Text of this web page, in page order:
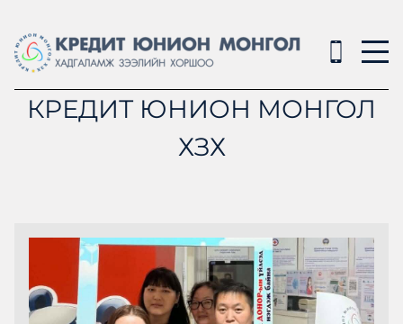
КРЕДИТ ЮНИОН МОНГОЛ
ХЗХ